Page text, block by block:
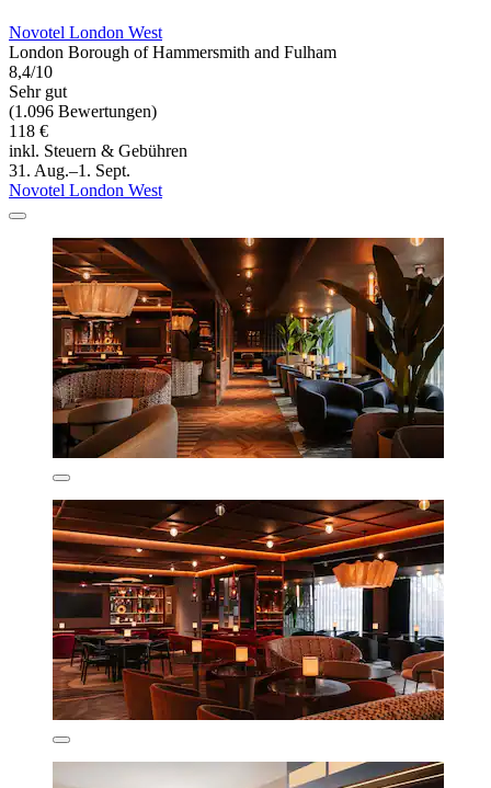
Novotel London West
London Borough of Hammersmith and Fulham
8,4/10
Sehr gut
(1.096 Bewertungen)
118 €
inkl. Steuern & Gebühren
31. Aug.–1. Sept.
Novotel London West